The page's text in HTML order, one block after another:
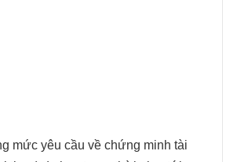
mức yêu cầu về chứng minh tài